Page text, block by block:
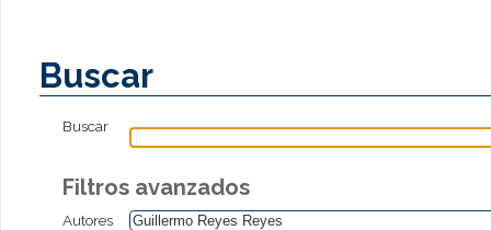
Buscar
Buscar
Filtros avanzados
Autores